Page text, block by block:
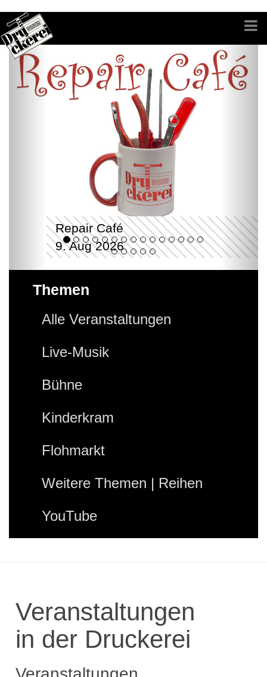
Repair Café
9. Aug 2026
Themen
Alle Veranstaltungen
Live-Musik
Bühne
Kinderkram
Flohmarkt
Weitere Themen | Reihen
YouTube
Veranstaltungen
in der Druckerei